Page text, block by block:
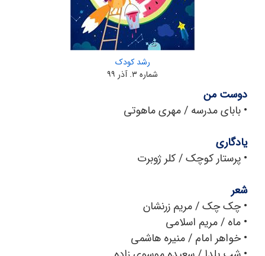
رشد کودک
شماره ۳. آذر ۹۹
دوست من
• بابای مدرسه / مهری ماهوتی
یادگاری
• پرستار کوچک / کلر ژوبرت
شعر
•چک چک / مریم زرنشان
• ماه / مریم اسلامی
•خواهر امام / منیره هاشمی